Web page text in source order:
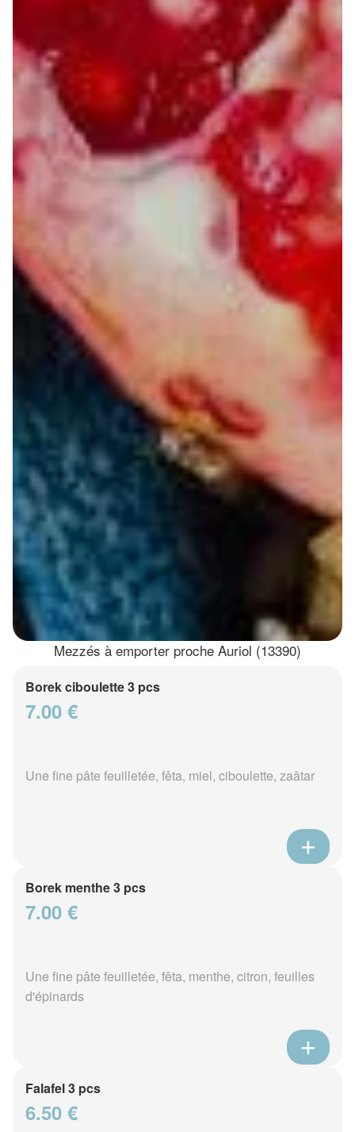
Mezzés à emporter proche Auriol (13390)
Borek ciboulette 3 pcs
7.00 €
Une fine pâte feuilletée, fêta, miel, ciboulette, zaâtar
Borek menthe 3 pcs
7.00 €
Une fine pâte feuilletée, fêta, menthe, citron, feuilles
d'épinards
Falafel 3 pcs
6.50 €